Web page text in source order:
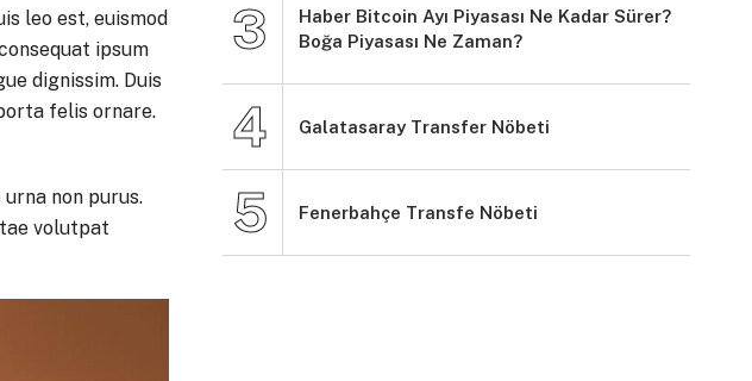
leo est, euismod
ipsum
dignissim. Duis
felis ornare.
non purus.
volutpat
Haber Bitcoin Ayı Piyasası Ne Kadar Sürer?
Boğa Piyasası Ne Zaman?
Galatasaray Transfer Nöbeti
Fenerbahçe Transfe Nöbeti